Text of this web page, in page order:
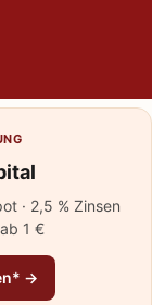
· 2,5 % Zinsen
1 €
→